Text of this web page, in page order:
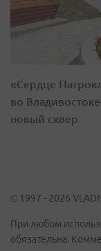
«Сердце
во
новый сквер
© 1997 - 2026
При любом
обязательна.